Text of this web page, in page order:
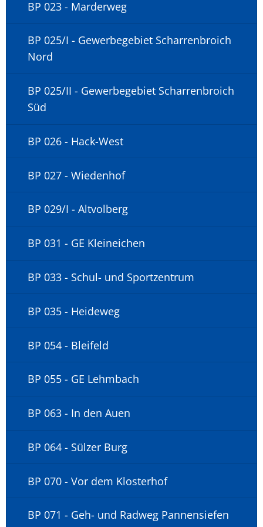
BP 023 - Marderweg
BP 025/I - Gewerbegebiet Scharrenbroich
Nord
BP 025/II - Gewerbegebiet Scharrenbroich
Süd
BP 026 - Hack-West
BP 027 - Wiedenhof
BP 029/I - Altvolberg
BP 031 - GE Kleineichen
BP 033 - Schul- und Sportzentrum
BP 035 - Heideweg
BP 054 - Bleifeld
BP 055 - GE Lehmbach
BP 063 - In den Auen
BP 064 - Sülzer Burg
BP 070 - Vor dem Klosterhof
BP 071 - Geh- und Radweg Pannensiefen